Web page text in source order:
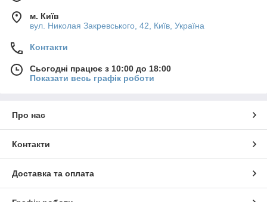
м. Київ
вул. Николая Закревського, 42, Київ, Україна
Контакти
Сьогодні працює з 10:00 до 18:00
Показати весь графік роботи
Про нас
Контакти
Доставка та оплата